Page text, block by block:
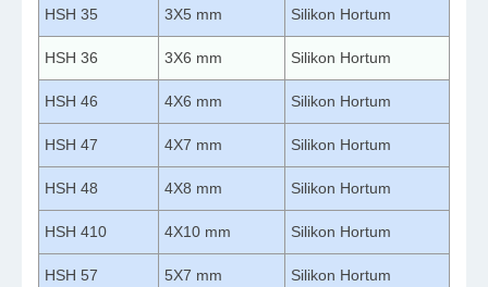
HSH 35 3X5 mm Silikon Hortum
HSH 36 3X6 mm Silikon Hortum
HSH 46 4X6 mm Silikon Hortum
HSH 47 4X7 mm Silikon Hortum
HSH 48 4X8 mm Silikon Hortum
HSH 410 4X10 mm Silikon Hortum
HSH 57 5X7 mm Silikon Hortum